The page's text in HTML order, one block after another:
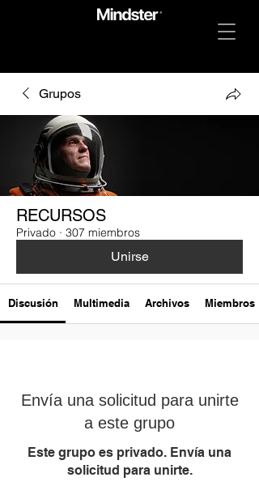
Grupos
RECURSOS
Privado · 307 miembros
Unirse
Discusión Multimedia Archivos Miembros
Envía una solicitud para unirte
a este grupo
Este grupo es privado. Envía una
solicitud para unirte.